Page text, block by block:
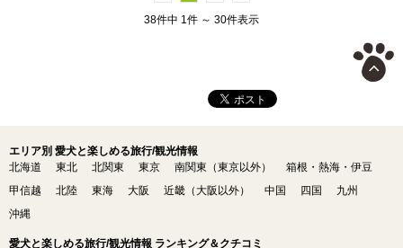
38件中 1件 ～ 30件表示
エリア別 愛犬と楽しめる旅行/観光情報
北海道
東北 北関東 東京 南関東（東京以外）
箱根・熱海・伊豆
甲信越
北陸 東海 大阪 近畿（大阪以外） 中国 四国
九州
沖縄
愛犬と楽しめる旅行/観光情報 ランキング＆クチコミ